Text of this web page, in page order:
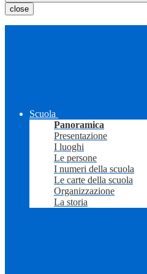
close
Scuola
Panoramica
Presentazione
I luoghi
Le persone
I numeri della scuola
Le carte della scuola
Organizzazione
La storia